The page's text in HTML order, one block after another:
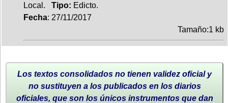
Local. Tipo: Edicto.
Fecha: 27/11/2017
Tamaño:1 kb
Los textos consolidados no tienen validez oficial y
no sustituyen a los publicados en los diarios
oficiales, que son los únicos instrumentos que dan